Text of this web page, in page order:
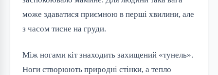
може здаватися приємною в перші хвилини, але
з часом тисне на груди.
Між ногами кіт знаходить захищений «тунель».
Ноги створюють природні стінки, а тепло